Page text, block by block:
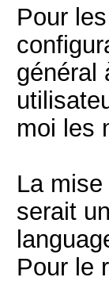
Pour
général
moi les
La
serait
Pour le